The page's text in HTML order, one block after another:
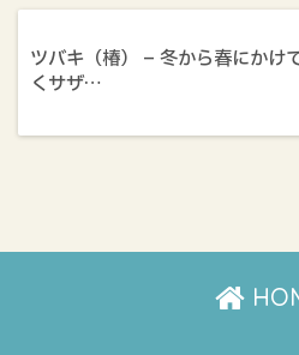
ツバキ（椿） – 冬から春にかけ
くサザ…